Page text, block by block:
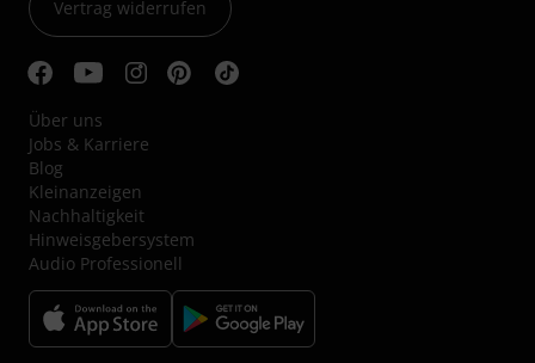
Vertrag widerrufen
Über uns
Jobs & Karriere
Blog
Kleinanzeigen
Nachhaltigkeit
Hinweisgebersystem
Audio Professionell